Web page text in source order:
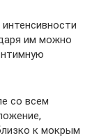
им можно
со всем
к мокрым